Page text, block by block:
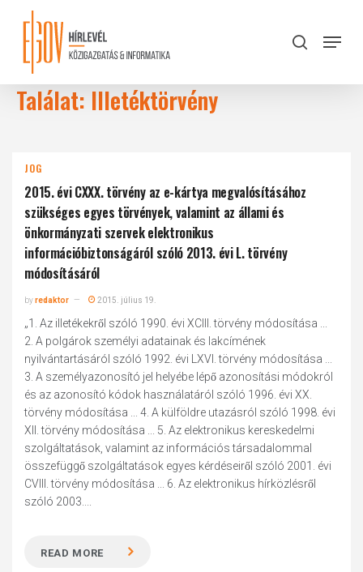
content
search
Menu
Találat: Illetéktörvény
JOG
2015. évi CXXX. törvény az e-kártya megvalósításához
szükséges egyes törvények, valamint az állami és
önkormányzati szervek elektronikus
információbiztonságáról szóló 2013. évi L. törvény
módosításáról
byredaktor 2015. július 19.
„1. Az illetékekről szóló 1990. évi XCIII. törvény módosítása ...
2. A polgárok személyi adatainak és lakcímének
nyilvántartásáról szóló 1992. évi LXVI. törvény módosítása ...
3. A személyazonosító jel helyébe lépő azonosítási módokról
és az azonosító kódok használatáról szóló 1996. évi XX.
törvény módosítása ... 4. A külföldre utazásról szóló 1998. évi
XII. törvény módosítása ... 5. Az elektronikus kereskedelmi
szolgáltatások, valamint az információs társadalommal
összefüggő szolgáltatások egyes kérdéseiről szóló 2001. évi
CVIII. törvény módosítása ... 6. Az elektronikus hírközlésről
szóló 2003....
READ MORE
Close